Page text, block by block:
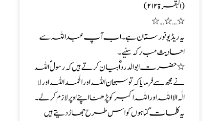
(البقرۃ۲۱۲)
٭…٭…٭
یہ ریڈیونورستان ہے ۔ اب آپ عبد اللہ سے
احادیث مبارکہ سنیے۔
٭ حضرت ابوالدرداؓ بیان کرتے ہیں کہ رسولؐ اللہ
نے مجھ سے فرمایا کہ تو سبحان اللہ اورالحمد اللہ اورلا
الٰہ الا اللہ اوراللہ اکبرکو پڑھنا اپنے اوپرلازم کر لے ۔
یہ کلمات گناہوں کو اس طرح جھاڑ دیتے ہیں